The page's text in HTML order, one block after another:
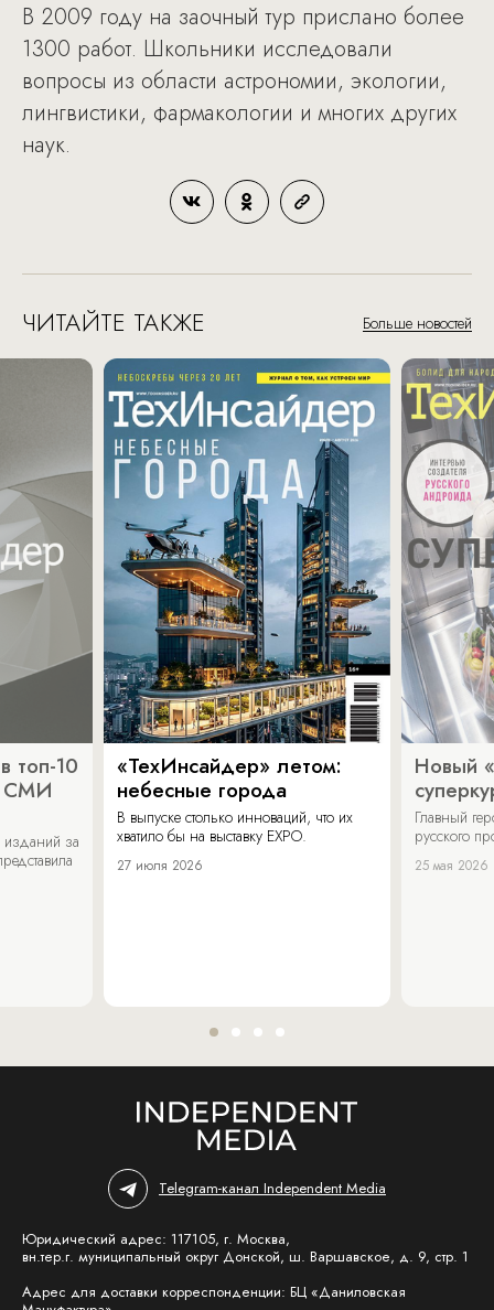
В 2009 году на заочный тур прислано более
1300 работ. Школьники исследовали
вопросы из области астрономии, экологии,
лингвистики, фармакологии и многих других
наук.
ЧИТАЙТЕ ТАКЖЕ Больше новостей
топ-10
СМИ
изданий за
«ТехИнсайдер» летом:
небесные города
В выпуске столько инноваций, что их
хватило бы на выставку EXPO.
27 июля 2026
Новый
Главный
русского
25 мая 2026
Telegram-канал Independent Media
Юридический адрес: 117105, г. Москва,
вн.тер.г. муниципальный округ Донской, ш. Варшавское, д. 9, стр. 1
Адрес для доставки корреспонденции: БЦ «Даниловская